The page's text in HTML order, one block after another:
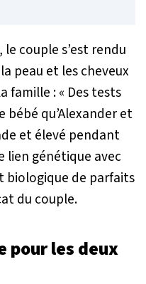
couple s’est rendu
peau et les cheveux
famille :« Des tests
qu’Alexander et
et élevé pendant
lien génétique avec
biologique de parfaits
du couple.
pour les deux